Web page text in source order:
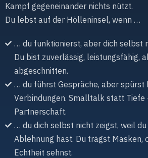
Kampf gegeneinander nichts nützt.
Du lebst auf der Hölleninsel, wenn …
… du funktionierst, aber dich selbst
Du bist zuverlässig, leistungsfähig,
abgeschnitten.
… du führst Gespräche, aber spürst
Verbindungen. Smalltalk statt Tiefe
Partnerschaft.
… du dich selbst nicht zeigst, weil
Ablehnung hast. Du trägst Masken,
Echtheit sehnst.